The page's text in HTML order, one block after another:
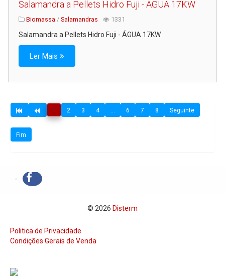
Salamandra a Pellets Hidro Fuji - ÁGUA 17KW
Biomassa / Salamandras 1331
Salamandra a Pellets Hidro Fuji - ÁGUA 17KW
Ler Mais
1 2 3 4 ... 6 7 8 Seguinte
Fim
© 2026 Disterm
Politica de Privacidade
Condições Gerais de Venda